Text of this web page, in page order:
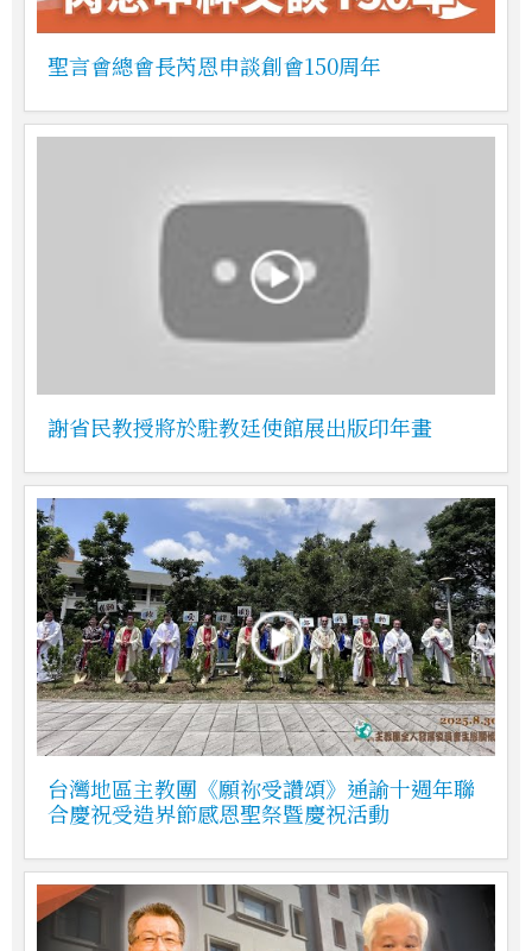
聖言會總會長芮恩申談創會150周年
謝省民教授將於駐教廷使館展出版印年畫
台灣地區主教團《願祢受讚頌》通諭十週年聯
合慶祝受造界節感恩聖祭暨慶祝活動